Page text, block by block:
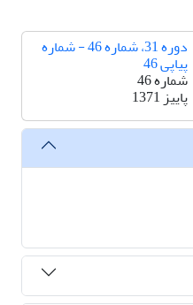
دوره 31، شماره 46 - شماره
پیاپی 46
شماره 46
پاییز 1371